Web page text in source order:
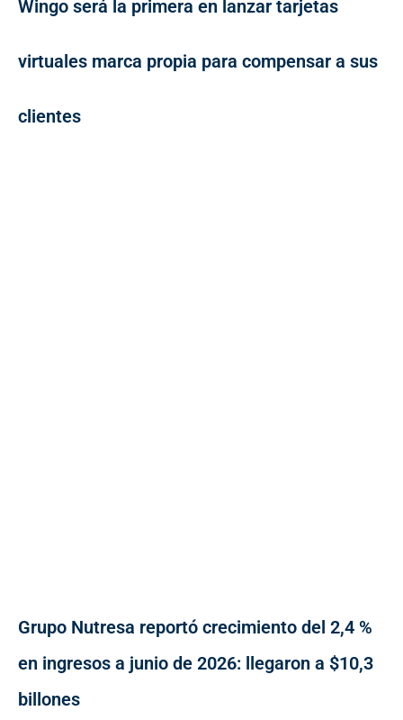
Wingo será la primera en lanzar tarjetas
virtuales marca propia para compensar a sus
clientes
Grupo Nutresa reportó crecimiento del 2,4 %
en ingresos a junio de 2026: llegaron a $10,3
billones